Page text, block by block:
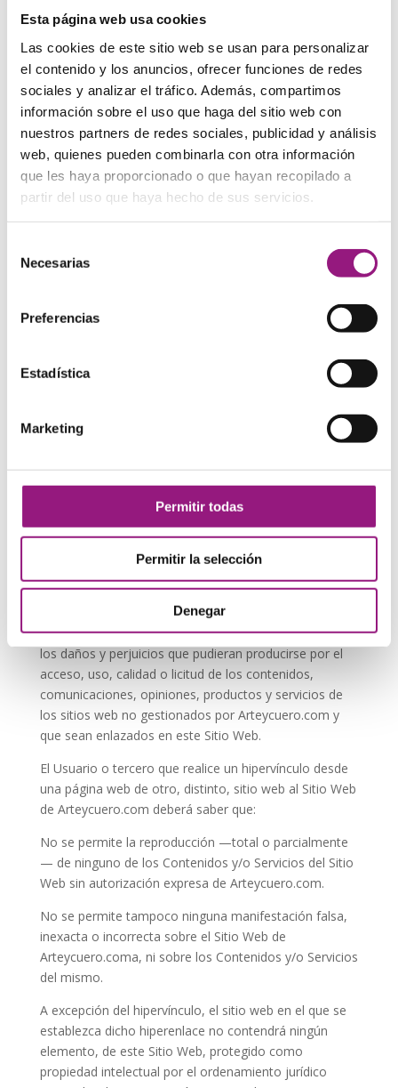
Esta página web usa cookies
Las cookies de este sitio web se usan para personalizar
el contenido y los anuncios, ofrecer funciones de redes
sociales y analizar el tráfico. Además, compartimos
información sobre el uso que haga del sitio web con
nuestros partners de redes sociales, publicidad y análisis
web, quienes pueden combinarla con otra información
que les haya proporcionado o que hayan recopilado a
partir del uso que haya hecho de sus servicios.
Necesarias
Preferencias
Estadística
Marketing
Permitir todas
Permitir la selección
Denegar
telecomunicaciones que pudieran ocurrir.
IV. POLÍTICA DE ENLACES
Se informa que el Sitio Web de Arteycuero.com pone o
puede poner a disposición de los Usuarios medios de
enlace (como, entre otros, links, banners, botones),
directorios y motores de búsqueda que permiten a los
Usuarios acceder a sitios web pertenecientes y/o
gestionados por terceros.
los Usuarios la búsqueda de y acceso a la información
disponible en Internet, sin que pueda considerarse una
de los mismos.
medio de terceros los productos y/o servicios
Asimismo, tampoco garantizará la disponibilidad
técnica, exactitud, veracidad, validez o legalidad de
acceder por medio de los enlaces.
el contenido de otros sitios web, así como tampoco
aprueba, examina ni hace propios los productos y
servicios, contenidos, archivos y cualquier otro
Arteycuero.com no asume ninguna responsabilidad por
los daños y perjuicios que pudieran producirse por el
acceso, uso, calidad o licitud de los contenidos,
comunicaciones, opiniones, productos y servicios de
los sitios web no gestionados por Arteycuero.com y
que sean enlazados en este Sitio Web.
El Usuario o tercero que realice un hipervínculo desde
una página web de otro, distinto, sitio web al Sitio Web
de Arteycuero.com deberá saber que:
No se permite la reproducción —total o parcialmente
— de ninguno de los Contenidos y/o Servicios del Sitio
Web sin autorización expresa de Arteycuero.com.
No se permite tampoco ninguna manifestación falsa,
inexacta o incorrecta sobre el Sitio Web de
Arteycuero.coma, ni sobre los Contenidos y/o Servicios
del mismo.
A excepción del hipervínculo, el sitio web en el que se
establezca dicho hiperenlace no contendrá ningún
elemento, de este Sitio Web, protegido como
propiedad intelectual por el ordenamiento jurídico